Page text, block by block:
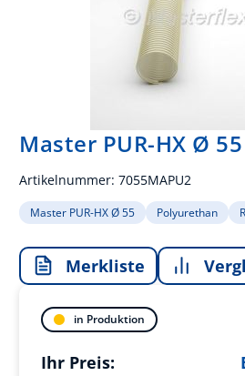
Master PUR-HX Ø 55
Artikelnummer: 7055MAPU2
Master PUR-HX Ø 55 Polyurethan
Merkliste
in Produktion
Ihr Preis: